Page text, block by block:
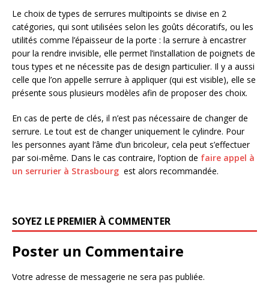
Le choix de types de serrures multipoints se divise en 2
catégories, qui sont utilisées selon les goûts décoratifs, ou les
utilités comme l’épaisseur de la porte : la serrure à encastrer
pour la rendre invisible, elle permet l’installation de poignets de
tous types et ne nécessite pas de design particulier. Il y a aussi
celle que l’on appelle serrure à appliquer (qui est visible), elle se
présente sous plusieurs modèles afin de proposer des choix.
En cas de perte de clés, il n’est pas nécessaire de changer de
serrure. Le tout est de changer uniquement le cylindre. Pour
les personnes ayant l’âme d’un bricoleur, cela peut s’effectuer
par soi-même. Dans le cas contraire, l’option de faire appel à
un serrurier à Strasbourg est alors recommandée.
SOYEZ LE PREMIER À COMMENTER
Poster un Commentaire
Votre adresse de messagerie ne sera pas publiée.